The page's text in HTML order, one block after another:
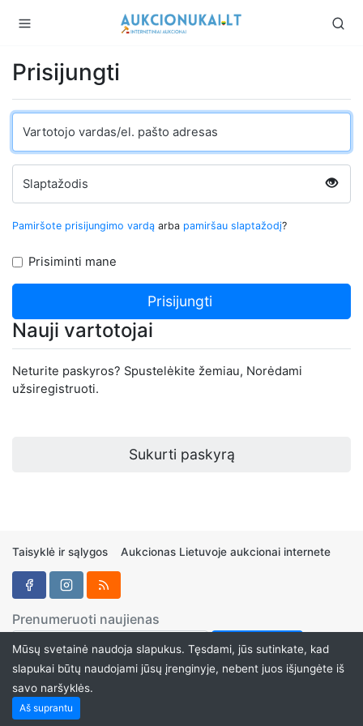
Prisijungti
Vartotojo vardas/el. pašto adresas
Slaptažodis
Pamiršote prisijungimo vardą arba pamiršau slaptažodį?
Prisiminti mane
Nauji vartotojai
Neturite paskyros? Spustelėkite žemiau, Norėdami
užsiregistruoti.
Sukurti paskyrą
Taisyklė ir sąlygos Aukcionas Lietuvoje aukcionai internete
Prenumeruoti naujienas
Mūsų svetainė naudoja slapukus. Tęsdami, jūs sutinkate, kad
slapukai būtų naudojami jūsų įrenginyje, nebent juos išjungėte iš
savo naršyklės.
Aš suprantu